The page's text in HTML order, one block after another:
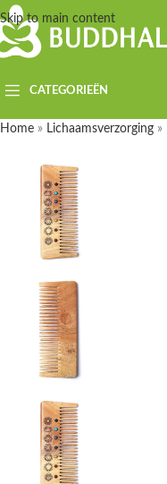
Skip to main content
CATEGORIEËN
Home » Lichaamsverzorging »